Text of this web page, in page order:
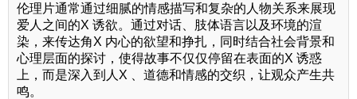
伦理片通常通过细腻的情感描写和复杂的人物关系来展现
爱人之间的X 诱欲。通过对话、肢体语言以及环境的渲
染，来传达角X 内心的欲望和挣扎，同时结合社会背景和
心理层面的探讨，使得故事不仅仅停留在表面的X 诱惑
上，而是深入到人X 、道德和情感的交织，让观众产生共
鸣。